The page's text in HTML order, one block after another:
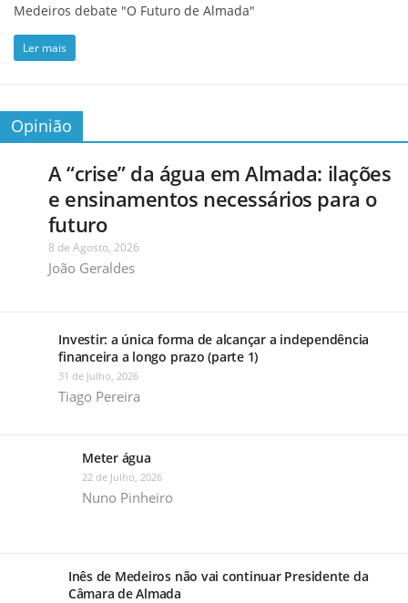
Medeiros debate "O Futuro de Almada"
Ler mais
Opinião
A “crise” da água em Almada: ilações
e ensinamentos necessários para o
futuro
8 de Agosto, 2026
João Geraldes
Investir: a única forma de alcançar a independência
financeira a longo prazo (parte 1)
31 de Julho, 2026
Tiago Pereira
Meter água
22 de Julho, 2026
Nuno Pinheiro
Inês de Medeiros não vai continuar Presidente da
Câmara de Almada